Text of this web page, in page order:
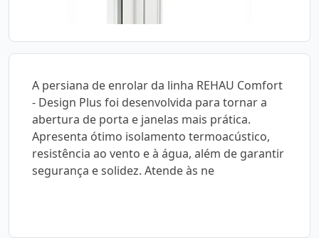
A persiana de enrolar da linha REHAU Comfort
- Design Plus foi desenvolvida para tornar a
abertura de porta e janelas mais prática.
Apresenta ótimo isolamento termoacústico,
resistência ao vento e à água, além de garantir
segurança e solidez. Atende às ne